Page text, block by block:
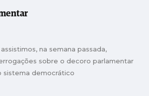
na semana passada,
sobre o decoro parlamentar
sistema democrático